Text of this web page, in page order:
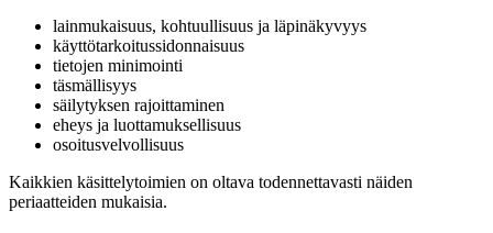
lainmukaisuus, kohtuullisuus ja läpinäkyvyys
käyttötarkoitussidonnaisuus
tietojen minimointi
täsmällisyys
säilytyksen rajoittaminen
eheys ja luottamuksellisuus
osoitusvelvollisuus
Kaikkien käsittelytoimien on oltava todennettavasti näiden
periaatteiden mukaisia.